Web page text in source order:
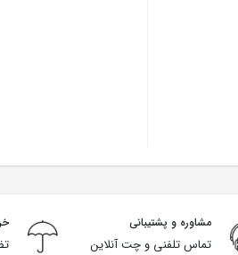
مشاوره و پشتیبانی
تماس تلفنی و چت آنلاین